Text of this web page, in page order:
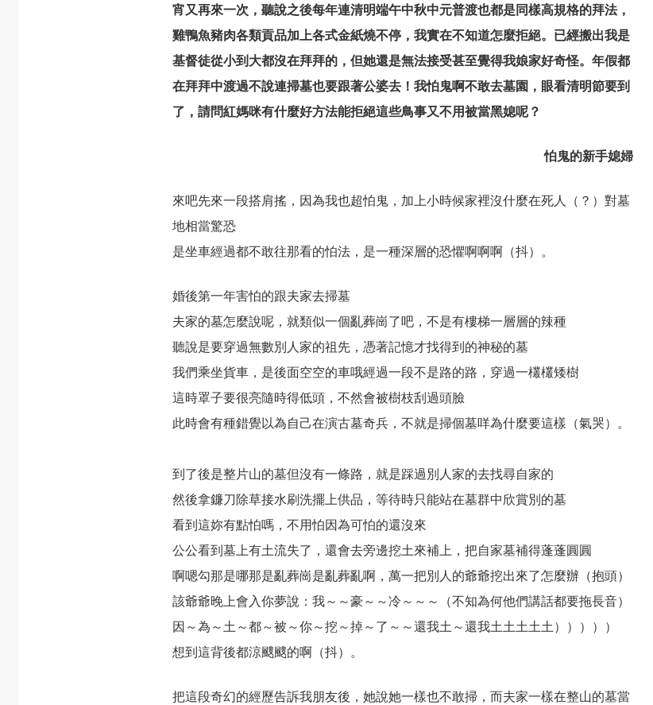
宵又再來一次，聽說之後每年連清明端午中秋中元普渡也都是同樣高規格的拜法，
雞鴨魚豬肉各類貢品加上各式金紙燒不停，我實在不知道怎麼拒絕。已經搬出我是
基督徒從小到大都沒在拜拜的，但她還是無法接受甚至覺得我娘家好奇怪。年假都
在拜拜中渡過不說連掃墓也要跟著公婆去！我怕鬼啊不敢去墓園，眼看清明節要到
了，請問紅媽咪有什麼好方法能拒絕這些鳥事又不用被當黑媳呢？
怕鬼的新手媳婦
來吧先來一段搭肩搖，因為我也超怕鬼，加上小時候家裡沒什麼在死人（？）對墓
地相當驚恐
是坐車經過都不敢往那看的怕法，是一種深層的恐懼啊啊啊（抖）。
婚後第一年害怕的跟夫家去掃墓
夫家的墓怎麼說呢，就類似一個亂葬崗了吧，不是有樓梯一層層的辣種
聽說是要穿過無數別人家的祖先，憑著記憶才找得到的神秘的墓
我們乘坐貨車，是後面空空的車哦經過一段不是路的路，穿過一欉欉矮樹
這時罩子要很亮隨時得低頭，不然會被樹枝刮過頭臉
此時會有種錯覺以為自己在演古墓奇兵，不就是掃個墓咩為什麼要這樣（氣哭）。
到了後是整片山的墓但沒有一條路，就是踩過別人家的去找尋自家的
然後拿鐮刀除草接水刷洗擺上供品，等待時只能站在墓群中欣賞別的墓
看到這妳有點怕嗎，不用怕因為可怕的還沒來
公公看到墓上有土流失了，還會去旁邊挖土來補上，把自家墓補得蓬蓬圓圓
啊嗯勾那是哪那是亂葬崗是亂葬亂啊，萬一把別人的爺爺挖出來了怎麼辦（抱頭）
該爺爺晚上會入你夢說：我～～豪～～冷～～～（不知為何他們講話都要拖長音）
因～為～土～都～被～你～挖～掉～了～～還我土～還我土土土土土）））））
想到這背後都涼颼颼的啊（抖）。
把這段奇幻的經歷告訴我朋友後，她說她一樣也不敢掃，而夫家一樣在整山的墓當